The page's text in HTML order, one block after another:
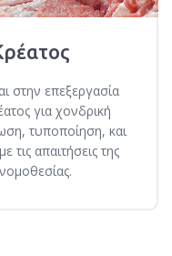
στην επεξεργασία
για χονδρική
τυποποίηση, και
τις απαιτήσεις της